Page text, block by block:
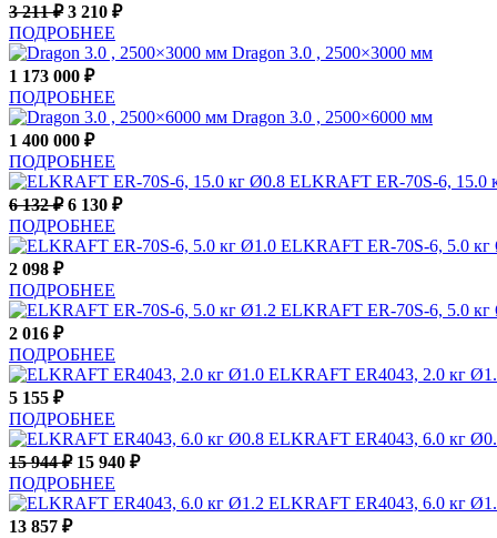
3 211₽ 3 210 ₽
ПОДРОБНЕЕ
Dragon 3.0 , 2500×3000 мм
1 173 000 ₽
ПОДРОБНЕЕ
Dragon 3.0 , 2500×6000 мм
1 400 000 ₽
ПОДРОБНЕЕ
ELKRAFT ER-70S-6, 15.0
6 132₽ 6 130 ₽
ПОДРОБНЕЕ
ELKRAFT ER-70S-6, 5.0 кг
2 098 ₽
ПОДРОБНЕЕ
ELKRAFT ER-70S-6, 5.0 кг
2 016 ₽
ПОДРОБНЕЕ
ELKRAFT ER4043, 2.0 кг
5 155 ₽
ПОДРОБНЕЕ
ELKRAFT ER4043, 6.0 кг
15 944₽ 15 940 ₽
ПОДРОБНЕЕ
ELKRAFT ER4043, 6.0 кг
13 857 ₽